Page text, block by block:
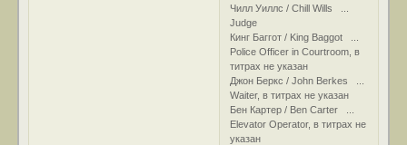
Чилл Уиллс / Chill Wills ...
Judge
Кинг Баггот / King Baggot ...
Police Officer in Courtroom, в
титрах не указан
Джон Беркс / John Berkes ...
Waiter, в титрах не указан
Бен Картер / Ben Carter ...
Elevator Operator, в титрах не
указан